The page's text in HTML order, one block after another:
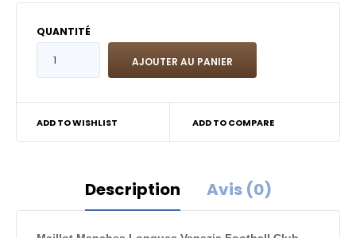
QUANTITÉ
ADD TO WISHLIST ADD TO COMPARE
Description Avis (0)